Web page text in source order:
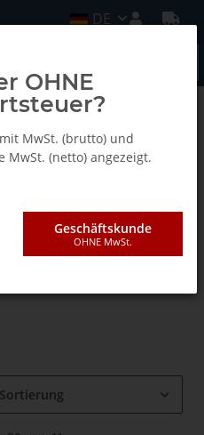
DE
OHNE
MwSt. (brutto) und
MwSt. (netto) angezeigt.
Geschäftskunde
OHNE MwSt.